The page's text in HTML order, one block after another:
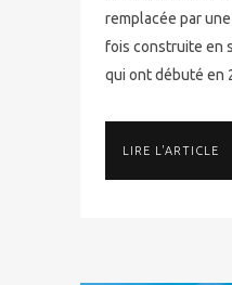
remplacée par
fois construite en
qui ont débuté en
LIRE L'ARTICLE